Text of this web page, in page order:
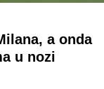
a onda
u nozi